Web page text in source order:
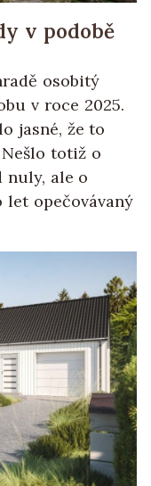
v podobě
osobitý
v roce 2025.
jasné, že to
totiž o
nuly, ale o
opečovávaný